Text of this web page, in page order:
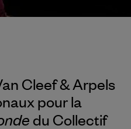
Cleef & Arpels
pour la
du Collectif